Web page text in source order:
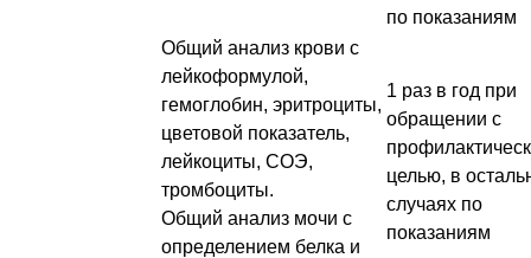
по показаниям
Общий анализ крови с
лейкоформулой,
гемоглобин, эритроциты,
цветовой показатель,
лейкоциты, СОЭ,
тромбоциты.
Общий анализ мочи с
определением белка и
1 раз в год при
обращении с
целью, в
случаях по
показаниям